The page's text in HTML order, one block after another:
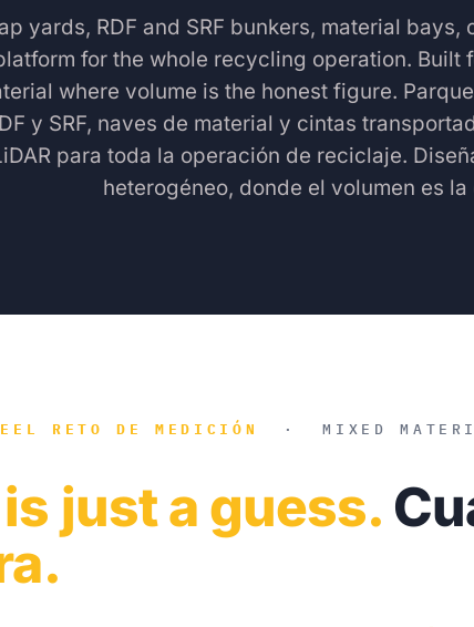
yards, RDF and SRF bunkers, material
for the whole recycling operation. Built
where volume is the honest figure.
y SRF, naves de material y cintas
para toda la operación de reciclaje.
heterogéneo, donde el volumen es
EL RETO DE MEDICIÓN ·MIXED
is just a guess.